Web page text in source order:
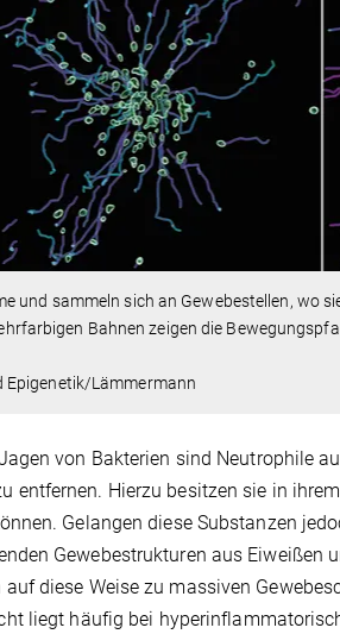
und sammeln sich an Gewebestellen, wo
Bahnen zeigen die
Lämmermann
von Bakterien sind Neutrophile
entfernen. Hierzu besitzen sie in
Gelangen diese Substanzen
Gewebestrukturen aus Eiweißen
diese Weise zu massiven
liegt häufig bei